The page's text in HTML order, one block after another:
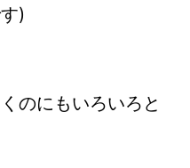
)
のにもいろいろと